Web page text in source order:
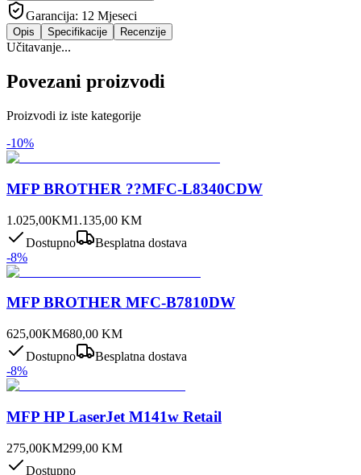
Garancija: 12 Mjeseci
Opis Specifikacije Recenzije
Učitavanje...
Povezani proizvodi
Proizvodi iz iste kategorije
-10%
MFP BROTHER ??MFC-L8340CDW
1.025,00KM1.135,00 KM
Dostupno
Besplatna dostava
-8%
MFP BROTHER MFC-B7810DW
625,00KM680,00 KM
Dostupno
Besplatna dostava
-8%
MFP HP LaserJet M141w Retail
275,00KM299,00 KM
Dostupno